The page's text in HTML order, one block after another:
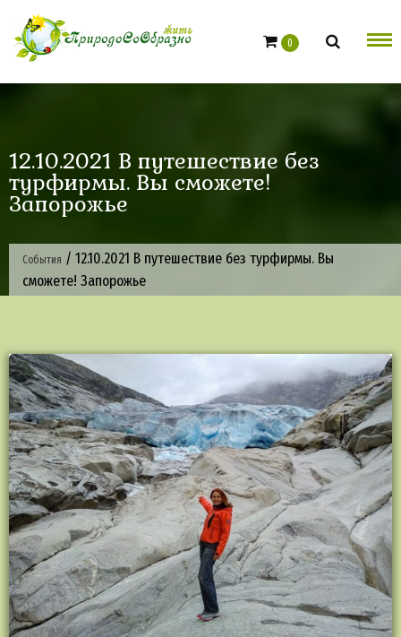
content
0
12.10.2021 В путешествие без
турфирмы. Вы сможете!
Запорожье
События / 12.10.2021 В путешествие без турфирмы. Вы
сможете! Запорожье